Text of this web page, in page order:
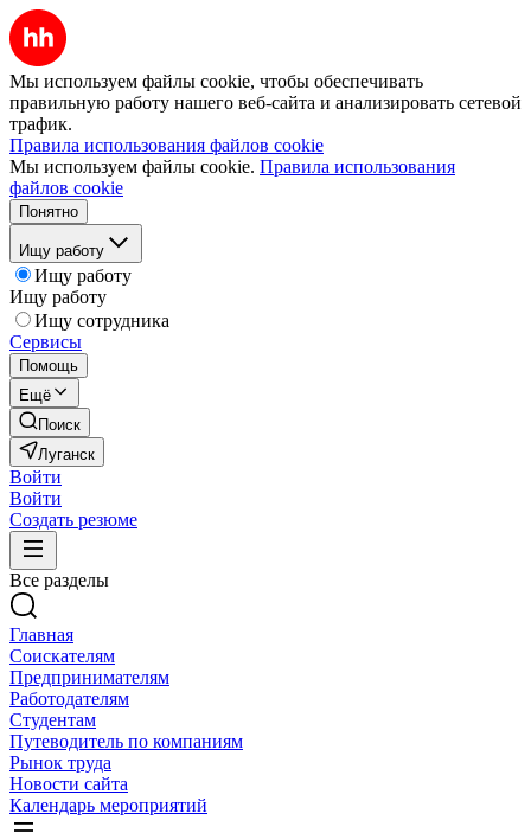
Мы используем файлы cookie, чтобы обеспечивать
правильную работу нашего веб-сайта и анализировать сетевой
трафик.
Правила использования файлов cookie
Мы используем файлы cookie. Правила использования
файлов cookie
Понятно
Ищу работу
Ищу работу
Ищу работу
Ищу сотрудника
Сервисы
Помощь
Ещё
Поиск
Луганск
Войти
Войти
Создать резюме
Все разделы
Главная
Соискателям
Предпринимателям
Работодателям
Студентам
Путеводитель по компаниям
Рынок труда
Новости сайта
Календарь мероприятий